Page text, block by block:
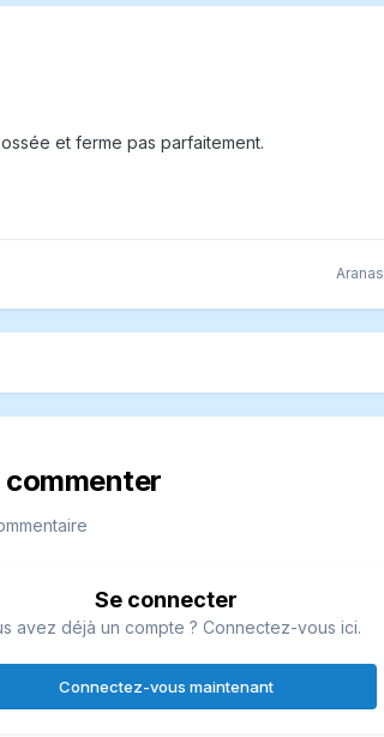
et ferme pas parfaitement.
Aranas
Se connecter
avez déjà un compte ? Connectez-vous ici.
Connectez-vous maintenant